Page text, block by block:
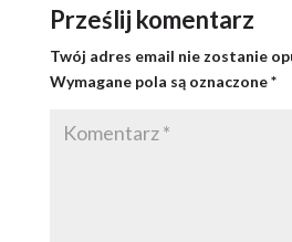
Prześlij komentarz
Twój adres email nie zostanie
Wymagane pola są oznaczone*